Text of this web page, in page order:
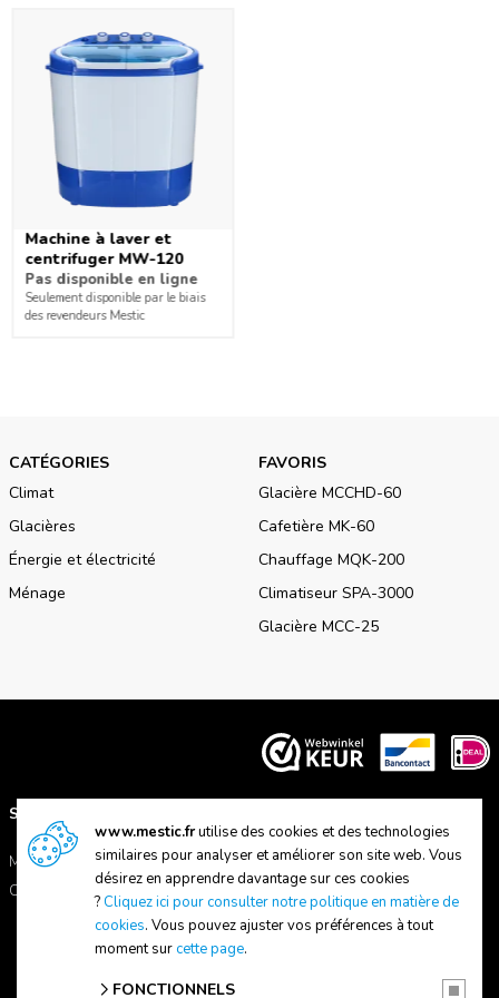
Avec la machine à laver Mestic MW-100 il ne sera pas
nécessaire d’emmener beaucoup de valises de vêtements.
Vous pouvez dorénavant les laver directement au camping. Le
modèle MW-100 est celui de la machine à laver compacte
idéale en voyage.
Machine à laver et
centrifuger MW-120
Pas disponible en ligne
Seulement disponible par le biais
des revendeurs Mestic
CATÉGORIES
Climat
Glacières
Énergie et électricité
Ménage
FAVORIS
Glacière MCCHD-60
Cafetière MK-60
Chauffage MQK-200
Climatiseur SPA-3000
Glacière MCC-25
SUPPORT
Manuels
Contactez-nous
A propos de Mestic
Trouver un magasin
www.mestic.frutilise des cookies et des technologies
similaires pour analyser et améliorer son site web. Vous
désirez en apprendre davantage sur ces cookies
?Cliquez ici pour consulter notre politique en matière de
cookies. Vous pouvez ajuster vos préférences à tout
moment surcette page.
FONCTIONNELS